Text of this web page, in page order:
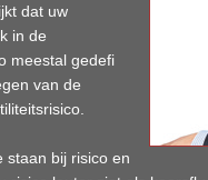
dat uw
in de
meestal gedefi
van de
staan bij risico en